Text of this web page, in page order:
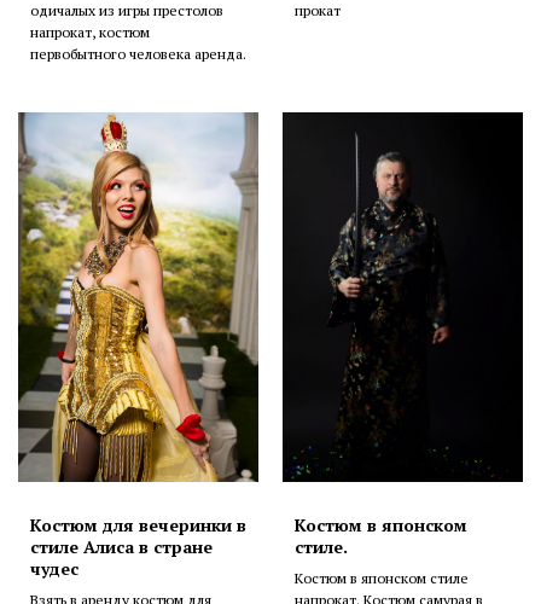
одичалых из игры престолов
напрокат, костюм
первобытного человека аренда.
прокат
Костюм для вечеринки в
стиле Алиса в стране
чудес
Взять в аренду костюм для
Костюм в японском
стиле.
Костюм в японском стиле
напрокат. Костюм самурая в